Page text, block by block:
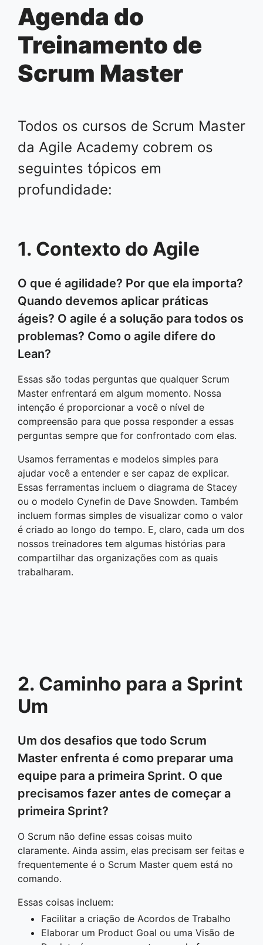
Agenda do
Treinamento de
Scrum Master
Todos os cursos de Scrum Master
da Agile Academy cobrem os
seguintes tópicos em
profundidade:
1. Contexto do Agile
O que é agilidade? Por que ela importa?
Quando devemos aplicar práticas
ágeis? O agile é a solução para todos os
problemas? Como o agile difere do
Lean?
Essas são todas perguntas que qualquer Scrum
Master enfrentará em algum momento. Nossa
intenção é proporcionar a você o nível de
compreensão para que possa responder a essas
perguntas sempre que for confrontado com elas.
Usamos ferramentas e modelos simples para
ajudar você a entender e ser capaz de explicar.
Essas ferramentas incluem o diagrama de Stacey
ou o modelo Cynefin de Dave Snowden. Também
incluem formas simples de visualizar como o valor
é criado ao longo do tempo. E, claro, cada um dos
nossos treinadores tem algumas histórias para
compartilhar das organizações com as quais
trabalharam.
2. Caminho para a Sprint
Um
Um dos desafios que todo Scrum
Master enfrenta é como preparar uma
equipe para a primeira Sprint. O que
precisamos fazer antes de começar a
primeira Sprint?
O Scrum não define essas coisas muito
claramente. Ainda assim, elas precisam ser feitas e
frequentemente é o Scrum Master quem está no
comando.
Essas coisas incluem:
Facilitar a criação de Acordos de Trabalho
Elaborar um Product Goal ou uma Visão de